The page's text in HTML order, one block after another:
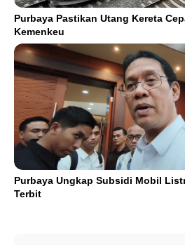
Purbaya Pastikan Utang Kereta
Kemenkeu
Purbaya Ungkap Subsidi Mobil
Terbit